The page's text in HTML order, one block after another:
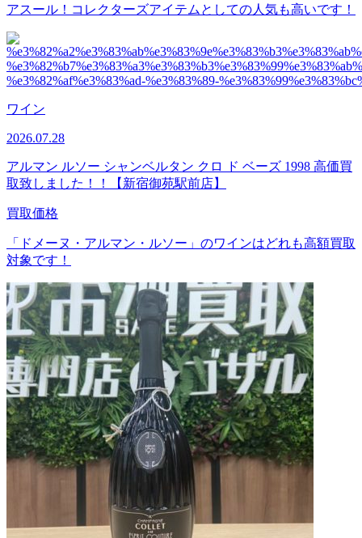
アスール！コレクターズアイテムとしての人気も高いです！
ワイン
2026.07.28
アルマン ルソー シャンベルタン クロ ド ベーズ 1998 高価買
取致しました！！【新宿御苑駅前店】
買取価格
「ドメーヌ・アルマン・ルソー」のワインはどれも高額買取
対象です！